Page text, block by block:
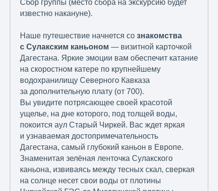
Сбор группы (место сбора на экскурсию будет
известно накануне).
Наше путешествие начнется со знакомства
с Сулакским каньоном — визитной карточкой
Дагестана. Яркие эмоции вам обеспечит катание
на скоростном катере по крупнейшему
водохранилищу Северного Кавказа
за дополнительную плату (от 700).
Вы увидите потрясающее своей красотой
ущелье, на дне которого, под толщей воды,
покоится аул Старый Чиркей. Вас ждет яркая
и узнаваемая достопримечательность
Дагестана, самый глубокий каньон в Европе.
Знаменитая зелёная ленточка Сулакского
каньона, извиваясь между тесных скал, сверкая
на солнце несет свои воды от плотины